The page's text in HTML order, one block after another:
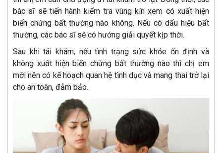
bác sĩ sẽ tiến hành kiểm tra vùng kín xem có xuất hiện
biến chứng bất thường nào không. Nếu có dấu hiệu bất
thường, các bác sĩ sẽ có hướng giải quyết kịp thời.
Sau khi tái khám, nếu tình trạng sức khỏe ổn định và
không xuất hiện biến chứng bất thường nào thì chị em
mới nên có kế hoạch quan hệ tình dục và mang thai trở lại
cho an toàn, đảm bảo.